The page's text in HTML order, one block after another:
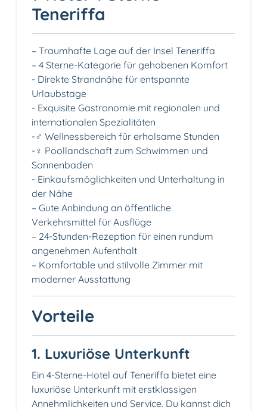
Teneriffa
– Traumhafte Lage auf der Insel Teneriffa
– 4 Sterne-Kategorie für gehobenen Komfort
-️ Direkte Strandnähe für entspannte
Urlaubstage
-️ Exquisite Gastronomie mit regionalen und
internationalen Spezialitäten
-‍♂️ Wellnessbereich für erholsame Stunden
-‍♀️ Poollandschaft zum Schwimmen und
Sonnenbaden
-️ Einkaufsmöglichkeiten und Unterhaltung in
der Nähe
– Gute Anbindung an öffentliche
Verkehrsmittel für Ausflüge
– 24-Stunden-Rezeption für einen rundum
angenehmen Aufenthalt
– Komfortable und stilvolle Zimmer mit
moderner Ausstattung
Vorteile
1. Luxuriöse Unterkunft
Ein 4-Sterne-Hotel auf Teneriffa bietet eine
luxuriöse Unterkunft mit erstklassigen
Annehmlichkeiten und Service. Du kannst dich